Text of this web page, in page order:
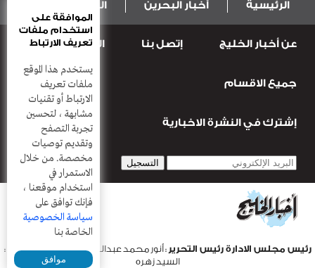
الرئيسية أخبار البحرين المال و الاقتصاد
عربية ودولية الرياضة
قضـايــا وحـــوادث أعمدة
عن أخبار الخليج إتصل بنا المطبعة
جميع الاقسام
إشترك في النشرة الاخبارية
رئيس مجلس الادارة رئيس التحرير : أنور محمد عبدالرحمن |مدير التحرير :
السيد زهره
الموافقة على
استخدام ملفات
تعريف الارتباط
يستخدم هذا الموقع
ملفات تعريف
الارتباط أو تقنيات
مشابهة ، لتحسين
تجربة التصفح
وتقديم توصيات
مخصصة. من خلال
الاستمرار في
استخدام موقعنا ،
فإنك توافق على
سياسة الخصوصية
الخاصة بنا
موافق